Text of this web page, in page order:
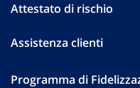
Attestato di rischio
Assistenza clienti
Programma di